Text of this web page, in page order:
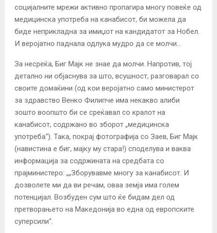
социјалните мрежи активно пропагира многу повеќе од
медицинска употреба на канабисот, би можела да
биде неприкладна за имиџот на кандидатот за Нобел.
И веројатно паднала одлука мудро да се молчи…
За несреќа, Биг Мајк не знае да молчи. Напротив, тој
детално ни објаснува за што, всушност, разговарал со
своите домаќини (од кои веројатно само министерот
за здравство Венко Филипче има некакво алиби
зошто воопшто би се среќавал со кралот на
канабисот, содржано во зборот „медицинска
употреба“). Така, покрај фотографија со Заев, Биг Мајк
(навистина е биг, мајку му стара!) споделува и ваква
информација за содржината на средбата со
прајминистеро: „„Зборувавме многу за канабисот. И
дозволете ми да ви речам, оваа земја има голем
потенцијал. Возбуден сум што ќе бидам дел од
претворањето на Македонија во една од европските
суперсили“.